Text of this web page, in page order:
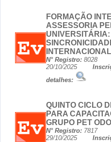
FORMAÇÃO
ASSESSORIA
INTERNACIONAL
N° Registro: 8028
20/10/2025
detalhes:
QUINTO CICLO
PARA
GRUPO PET
N° Registro: 7817
29/10/2025